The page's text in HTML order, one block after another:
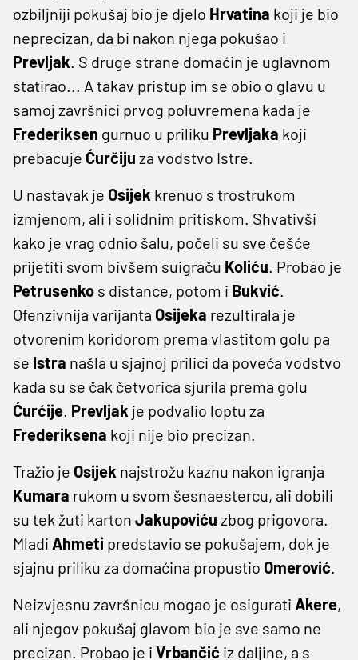
ozbiljniji pokušaj bio je djelo Hrvatina koji je bio
neprecizan, da bi nakon njega pokušao i
Prevljak. S druge strane domaćin je uglavnom
statirao... A takav pristup im se obio o glavu u
samoj završnici prvog poluvremena kada je
Frederiksen gurnuo u priliku Prevljaka koji
prebacuje Ćurčiju za vodstvo Istre.
U nastavak je Osijek krenuo s trostrukom
izmjenom, ali i solidnim pritiskom. Shvativši
kako je vrag odnio šalu, počeli su sve češće
prijetiti svom bivšem suigraču Koliću. Probao je
Petrusenko s distance, potom i Bukvić.
Ofenzivnija varijanta Osijeka rezultirala je
otvorenim koridorom prema vlastitom golu pa
se Istra našla u sjajnoj prilici da poveća vodstvo
kada su se čak četvorica sjurila prema golu
Ćurćije. Prevljak je podvalio loptu za
Frederiksena koji nije bio precizan.
Tražio je Osijek najstrožu kaznu nakon igranja
Kumara rukom u svom šesnaestercu, ali dobili
su tek žuti karton Jakupoviću zbog prigovora.
Mladi Ahmeti predstavio se pokušajem, dok je
sjajnu priliku za domaćina propustio Omerović.
Neizvjesnu završnicu mogao je osigurati Akere,
ali njegov pokušaj glavom bio je sve samo ne
precizan. Probao je i Vrbančić iz daljine, a s